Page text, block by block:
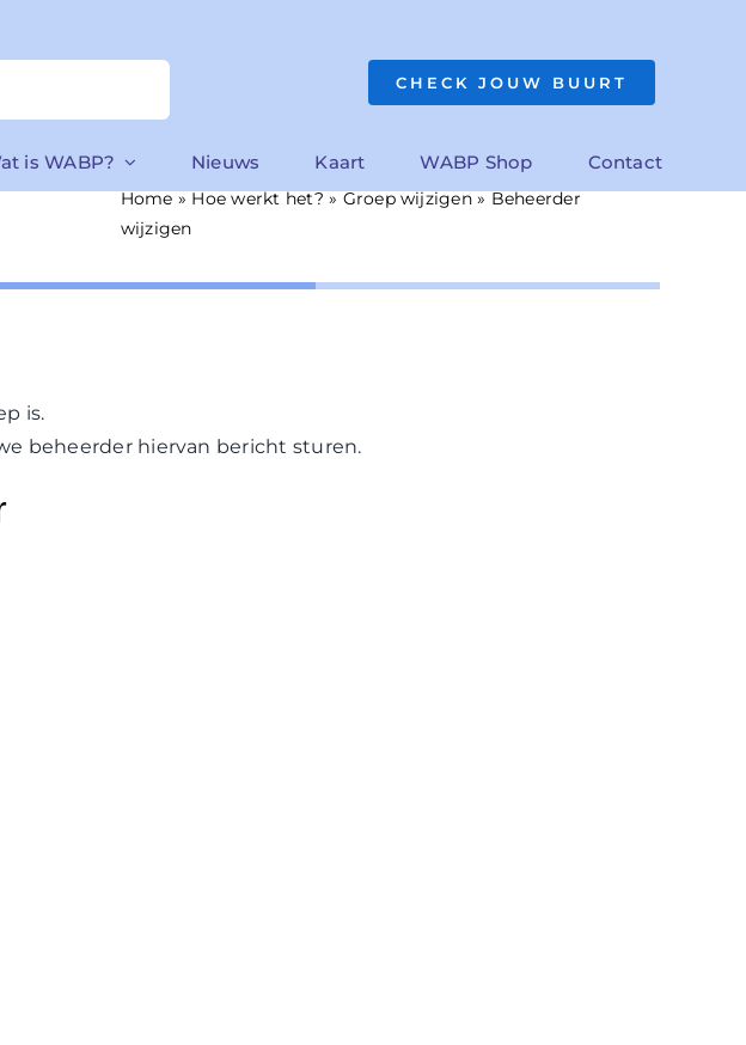
CHECK JOUW BUURT
is WABP? Nieuws Kaart WABP Shop Contact
Home»Hoe werkt het?»Groep wijzigen»Beheerder
wijzigen
is.
beheerder hiervan bericht sturen.